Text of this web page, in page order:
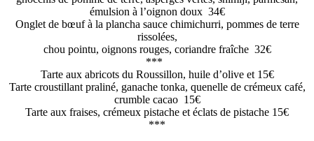
émulsion à l’oignon doux 34€
Onglet de bœuf à la plancha sauce chimichurri, pommes de terre
rissolées,
chou pointu, oignons rouges, coriandre fraîche 32€
***
Tarte aux abricots du Roussillon, huile d’olive et 15€
Tarte croustillant praliné, ganache tonka, quenelle de crémeux café,
crumble cacao 15€
Tarte aux fraises, crémeux pistache et éclats de pistache 15€
***